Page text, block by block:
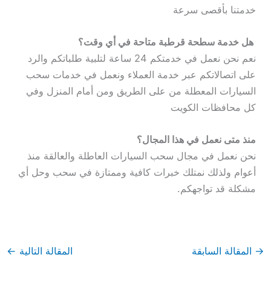
خدمتنا بأقصى سرعة
هل خدمة سطحة قرطبة متاحة في أي وقت؟
نعم نحن نعمل في خدمتكم 24 ساعة لتلبية طلباتكم والرد
على اتصالاتكم عبر خدمة العملاء ونعمل في خدمات سحب
السيارات المعطلة من على الطريق ومن أمام المنزل وفي
كل محافظات الكويت
منذ متى نعمل في هذا المجال؟
نحن نعمل في مجال سحب السيارات العاطلة والعالقة منذ
أعوام ولذلك نمتلك خبرات كافية وممتازة في سحب وحل أي
مشكلة قد تواجهكم.
→ المقالة السابقة المقالة التالية ←